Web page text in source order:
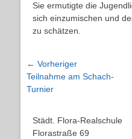
Sie ermutigte die
sich einzumischen und
zu schätzen.
Beitragsnavigation
← Vorheriger
Vorheriger
Beitrag:
Teilnahme am Schach-
Turnier
Städt. Flora-Realschule
Florastraße 69